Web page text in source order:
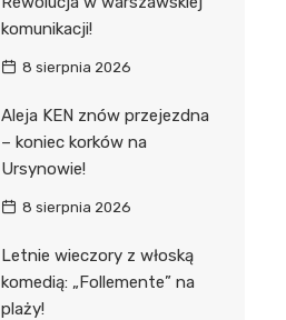
komunikacji!
8 sierpnia 2026
Aleja KEN znów przejezdna
– koniec korków na
Ursynowie!
8 sierpnia 2026
Letnie wieczory z włoską
komedią: „Follemente” na
plaży!